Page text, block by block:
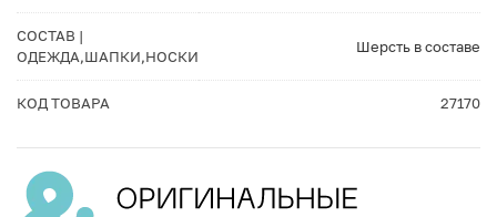
СОСТАВ |
ОДЕЖДА,ШАПКИ,НОСКИ
Шерсть в составе
КОД ТОВАРА 27170